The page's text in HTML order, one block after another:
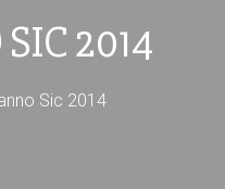
2014
Sic 2014